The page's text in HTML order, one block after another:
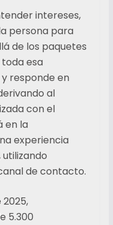
intereses,
persona para
de los paquetes
esa
responde en
al
con el
en la
experiencia
de contacto.
5.300